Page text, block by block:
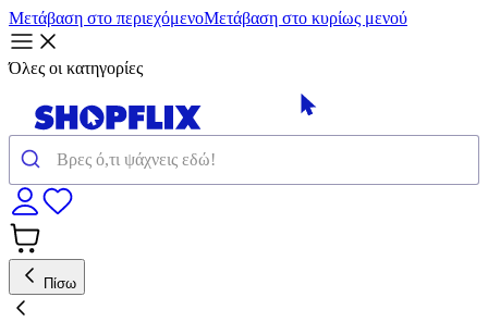
Μετάβαση στο περιεχόμενοΜετάβαση στο κυρίως μενού
Όλες οι κατηγορίες
Πίσω